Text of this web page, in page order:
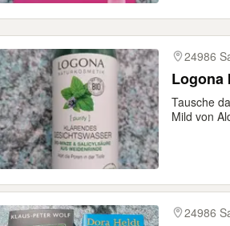
24986
Logona
Tausche
Mild von
24986